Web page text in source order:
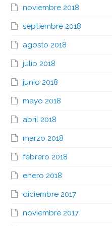
noviembre 2018
septiembre 2018
agosto 2018
julio 2018
junio 2018
mayo 2018
abril 2018
marzo 2018
febrero 2018
enero 2018
diciembre 2017
noviembre 2017